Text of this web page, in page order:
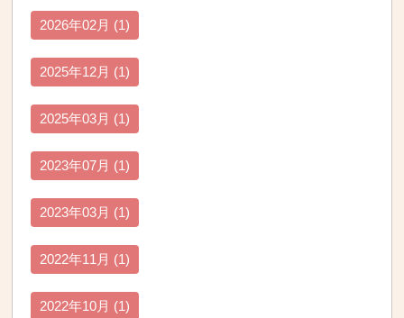
2026年02月 (1)
2025年12月 (1)
2025年03月 (1)
2023年07月 (1)
2023年03月 (1)
2022年11月 (1)
2022年10月 (1)